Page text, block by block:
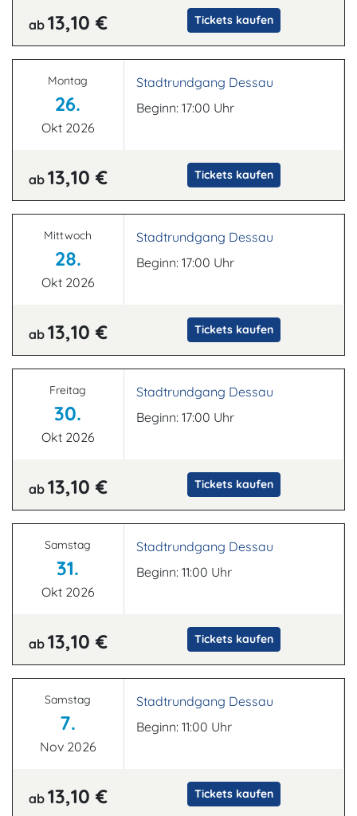
ab 13,10 € Tickets kaufen
Montag
26.
Okt 2026
Stadtrundgang Dessau
Beginn: 17:00 Uhr
ab 13,10 € Tickets kaufen
Mittwoch
28.
Okt 2026
Stadtrundgang Dessau
Beginn: 17:00 Uhr
ab 13,10 € Tickets kaufen
Freitag
30.
Okt 2026
Stadtrundgang Dessau
Beginn: 17:00 Uhr
ab 13,10 € Tickets kaufen
Samstag
31.
Okt 2026
Stadtrundgang Dessau
Beginn: 11:00 Uhr
ab 13,10 € Tickets kaufen
Samstag
7.
Nov 2026
Stadtrundgang Dessau
Beginn: 11:00 Uhr
ab 13,10 € Tickets kaufen